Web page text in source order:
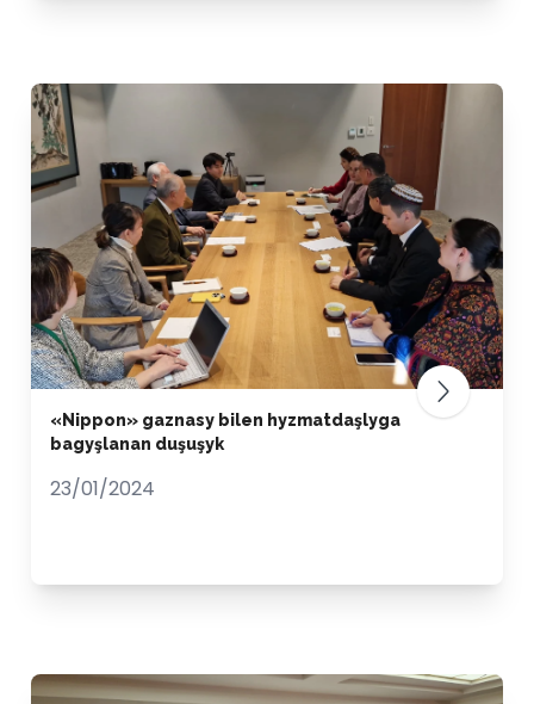
«Nippon» gaznasy bilen hyzmatdaşlyga
bagyşlanan duşuşyk
23/01/2024